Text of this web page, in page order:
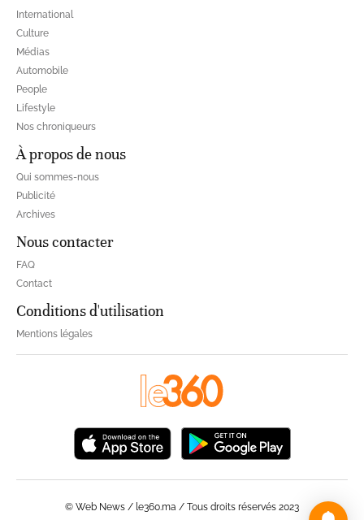
International
Culture
Médias
Automobile
People
Lifestyle
Nos chroniqueurs
À propos de nous
Qui sommes-nous
Publicité
Archives
Nous contacter
FAQ
Contact
Conditions d'utilisation
Mentions légales
© Web News / le360.ma / Tous droits réservés 2023